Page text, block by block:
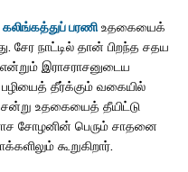
கலிங்கத்துப் பரணிஉதகையைக்
சேர நாட்டில் தான் பிறந்த சதய
இராசராசனுடைய
தீர்க்கும் வகையில்
உதகையைத் தீயிட்டு
சோழனின் பெரும் சாதனை
கூறுகிறார்.